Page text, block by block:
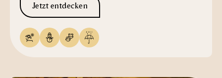
Jetzt entdecken